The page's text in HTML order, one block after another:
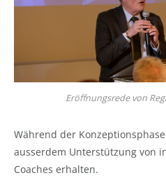
Eröffnungsrede von
Während der
ausserdem Unterstützung von
Coaches erhalten.